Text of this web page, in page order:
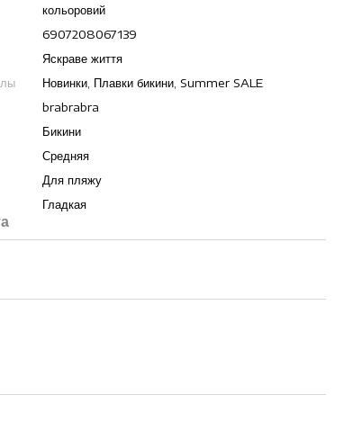
кольоровий
6907208067139
Яскраве життя
Новинки, Плавки бикини, Summer SALE
brabrabra
Бикини
Средняя
Для пляжу
Гладкая